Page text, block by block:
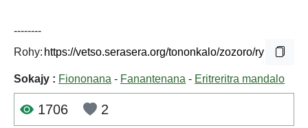
--------
Rohy:
Sokajy : Fiononana - Fanantenana - Eritreritra mandalo
1706 2